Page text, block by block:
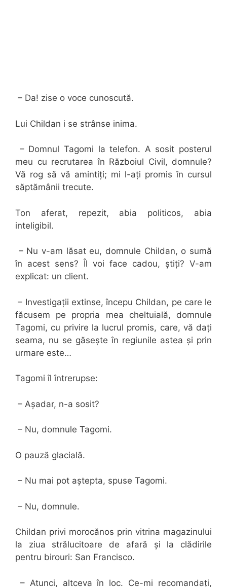
– Da! zise o voce cunoscută.
Lui Childan i se strânse inima.
– Domnul Tagomi la telefon. A sosit posterul
meu cu recrutarea în Războiul Civil, domnule?
Vă rog să vă amintiți; mi l-ați promis în cursul
săptămânii trecute.
Ton aferat, repezit, abia politicos, abia
inteligibil.
– Nu v-am lăsat eu, domnule Childan, o sumă
în acest sens? Îl voi face cadou, știți? V-am
explicat: un client.
– Investigații extinse, începu Childan, pe care le
făcusem pe propria mea cheltuială, domnule
Tagomi, cu privire la lucrul promis, care, vă dați
seama, nu se găsește în regiunile astea și prin
urmare este…
Tagomi îl întrerupse:
– Așadar, n-a sosit?
– Nu, domnule Tagomi.
O pauză glacială.
– Nu mai pot aștepta, spuse Tagomi.
– Nu, domnule.
Childan privi morocănos prin vitrina magazinului
la ziua strălucitoare de afară și la clădirile
pentru birouri: San Francisco.
– Atunci, altceva în loc. Ce-mi recomandați,